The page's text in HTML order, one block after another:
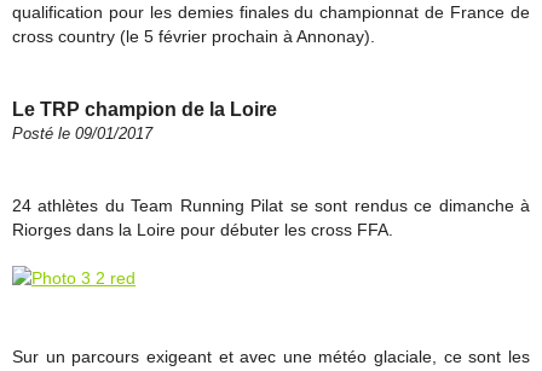
qualification pour les demies finales du championnat de France de
cross country (le 5 février prochain à Annonay).
Le TRP champion de la Loire
Posté le 09/01/2017
24 athlètes du Team Running Pilat se sont rendus ce dimanche à
Riorges dans la Loire pour débuter les cross FFA.
Sur un parcours exigeant et avec une météo glaciale, ce sont les